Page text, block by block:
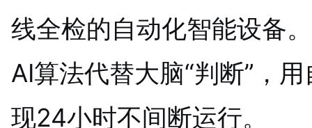
线全检的自动化智能设备
AI算法代替大脑“判断”，
现24小时不间断运行。